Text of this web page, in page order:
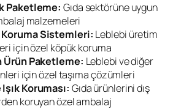
Paketleme: Gıda sektörüne uygun
malzemeleri
Sistemleri: Leblebi üretim
için özel köpük koruma
Ürün Paketleme: Leblebi ve diğer
için özel taşıma çözümleri
Koruması: Gıda ürünlerini dış
koruyan özel ambalaj